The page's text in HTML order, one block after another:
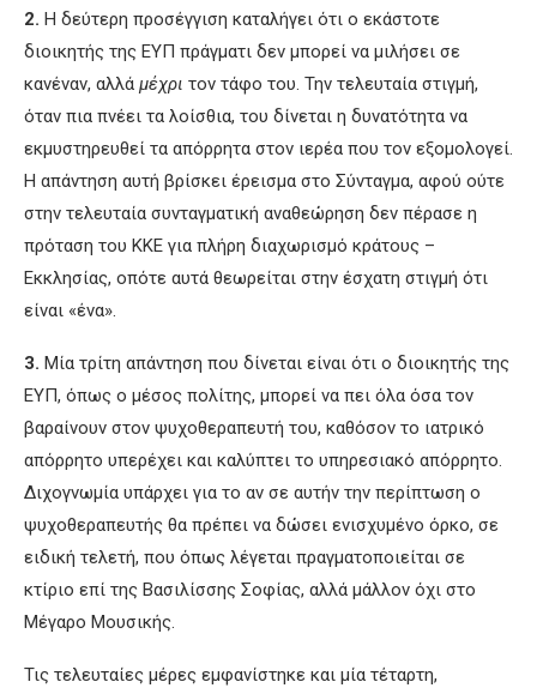
2. Η δεύτερη προσέγγιση καταλήγει ότι ο εκάστοτε
διοικητής της ΕΥΠ πράγματι δεν μπορεί να μιλήσει σε
κανέναν, αλλά μέχρι τον τάφο του. Την τελευταία στιγμή,
όταν πια πνέει τα λοίσθια, του δίνεται η δυνατότητα να
εκμυστηρευθεί τα απόρρητα στον ιερέα που τον εξομολογεί.
Η απάντηση αυτή βρίσκει έρεισμα στο Σύνταγμα, αφού ούτε
στην τελευταία συνταγματική αναθεώρηση δεν πέρασε η
πρόταση του ΚΚΕ για πλήρη διαχωρισμό κράτους –
Εκκλησίας, οπότε αυτά θεωρείται στην έσχατη στιγμή ότι
είναι «ένα».
3. Μία τρίτη απάντηση που δίνεται είναι ότι ο διοικητής της
ΕΥΠ, όπως ο μέσος πολίτης, μπορεί να πει όλα όσα τον
βαραίνουν στον ψυχοθεραπευτή του, καθόσον το ιατρικό
απόρρητο υπερέχει και καλύπτει το υπηρεσιακό απόρρητο.
Διχογνωμία υπάρχει για το αν σε αυτήν την περίπτωση ο
ψυχοθεραπευτής θα πρέπει να δώσει ενισχυμένο όρκο, σε
ειδική τελετή, που όπως λέγεται πραγματοποιείται σε
κτίριο επί της Βασιλίσσης Σοφίας, αλλά μάλλον όχι στο
Μέγαρο Μουσικής.
Τις τελευταίες μέρες εμφανίστηκε και μία τέταρτη,